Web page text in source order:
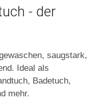
- der
saugstark,
Ideal als
Badetuch,
mehr.